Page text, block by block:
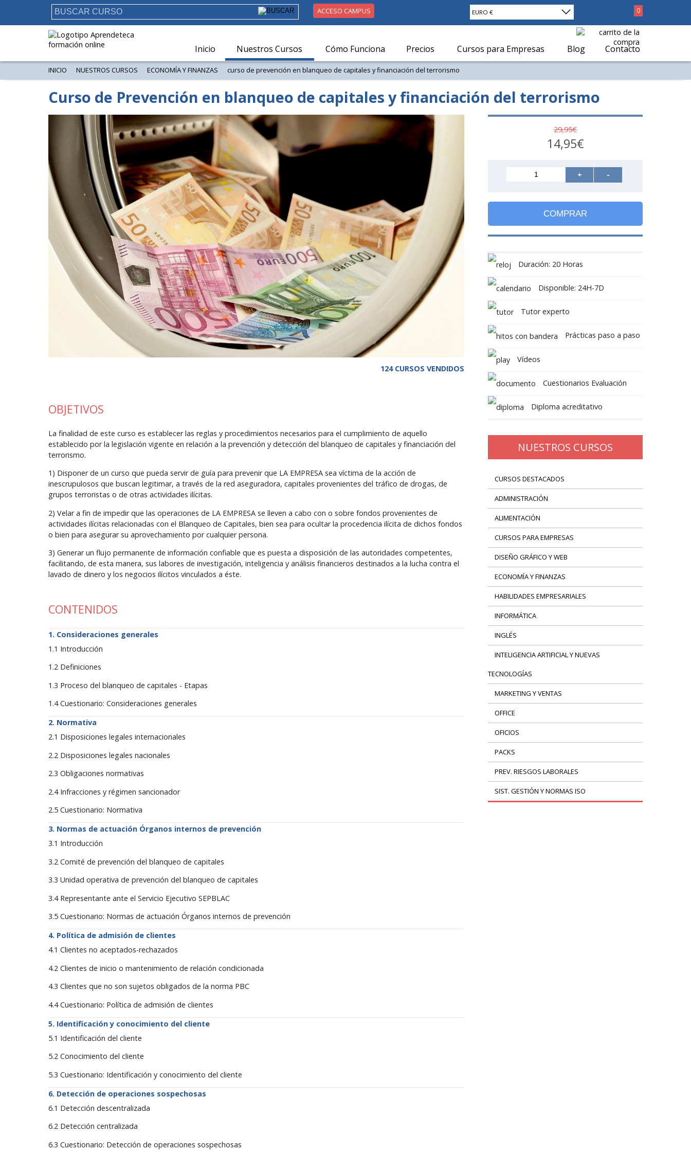
EURO € 0
ACCESO CAMPUS
Inicio Nuestros Cursos Cómo Funciona Precios Cursos para Empresas Blog Contacto
INICIO NUESTROS CURSOS ECONOMÍA Y FINANZAS curso de prevención en blanqueo de capitales y financiación del terrorismo
Curso de Prevención en blanqueo de capitales y financiación del terrorismo
124 CURSOS VENDIDOS
OBJETIVOS
La finalidad de este curso es establecer las reglas y procedimientos necesarios para el cumplimiento de aquello
establecido por la legislación vigente en relación a la prevención y detección del blanqueo de capitales y financiación del
terrorismo.
1) Disponer de un curso que pueda servir de guía para prevenir que LA EMPRESA sea víctima de la acción de
inescrupulosos que buscan legitimar, a través de la red aseguradora, capitales provenientes del tráfico de drogas, de
grupos terroristas o de otras actividades ilícitas.
2) Velar a fin de impedir que las operaciones de LA EMPRESA se lleven a cabo con o sobre fondos provenientes de
actividades ilícitas relacionadas con el Blanqueo de Capitales, bien sea para ocultar la procedencia ilícita de dichos fondos
o bien para asegurar su aprovechamiento por cualquier persona.
3) Generar un flujo permanente de información confiable que es puesta a disposición de las autoridades competentes,
facilitando, de esta manera, sus labores de investigación, inteligencia y análisis financieros destinados a la lucha contra el
lavado de dinero y los negocios ilícitos vinculados a éste.
CONTENIDOS
Consideraciones generales
1.1 Introducción
1.2 Definiciones
1.3 Proceso del blanqueo de capitales - Etapas
1.4 Cuestionario: Consideraciones generales
Normativa
2.1 Disposiciones legales internacionales
2.2 Disposiciones legales nacionales
2.3 Obligaciones normativas
2.4 Infracciones y régimen sancionador
2.5 Cuestionario: Normativa
Normas de actuación Órganos internos de prevención
3.1 Introducción
3.2 Comité de prevención del blanqueo de capitales
3.3 Unidad operativa de prevención del blanqueo de capitales
3.4 Representante ante el Servicio Ejecutivo SEPBLAC
3.5 Cuestionario: Normas de actuación Órganos internos de prevención
Política de admisión de clientes
4.1 Clientes no aceptados-rechazados
4.2 Clientes de inicio o mantenimiento de relación condicionada
4.3 Clientes que no son sujetos obligados de la norma PBC
4.4 Cuestionario: Política de admisión de clientes
Identificación y conocimiento del cliente
5.1 Identificación del cliente
5.2 Conocimiento del cliente
5.3 Cuestionario: Identificación y conocimiento del cliente
Detección de operaciones sospechosas
6.1 Detección descentralizada
6.2 Detección centralizada
6.3 Cuestionario: Detección de operaciones sospechosas
29,95€
14,95€
+ -
COMPRAR
Duración: 20 Horas
Disponible: 24H-7D
Tutor experto
Prácticas paso a paso
Vídeos
Cuestionarios Evaluación
Diploma acreditativo
NUESTROS CURSOS
CURSOS DESTACADOS
ADMINISTRACIÓN
ALIMENTACIÓN
CURSOS PARA EMPRESAS
DISEÑO GRÁFICO Y WEB
ECONOMÍA Y FINANZAS
HABILIDADES EMPRESARIALES
INFORMÁTICA
INGLÉS
INTELIGENCIA ARTIFICIAL Y NUEVAS
TECNOLOGÍAS
MARKETING Y VENTAS
OFFICE
OFICIOS
PACKS
PREV. RIESGOS LABORALES
SIST. GESTIÓN Y NORMAS ISO